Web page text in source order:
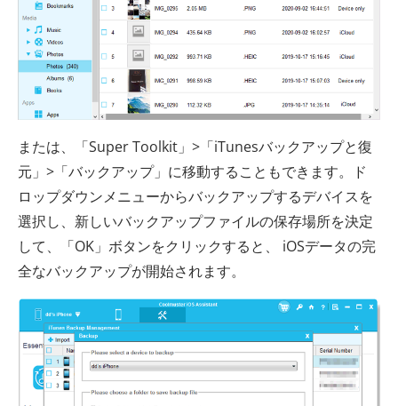
または、「Super Toolkit」>「iTunesバックアップと復
元」>「バックアップ」に移動することもできます。ド
ロップダウンメニューからバックアップするデバイスを
選択し、新しいバックアップファイルの保存場所を決定
して、「OK」ボタンをクリックすると、 iOSデータの完
全なバックアップが開始されます。